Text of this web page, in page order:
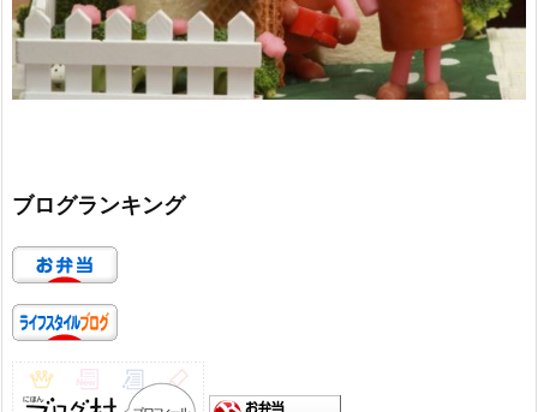
ブログランキング